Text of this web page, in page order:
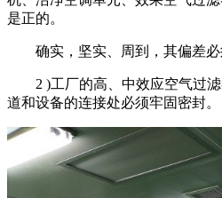
是正的。
确实，坚实、周到，其偏差必
2 )工厂的高、中效应空气过滤
道和设备的连接处必须牢固密封。